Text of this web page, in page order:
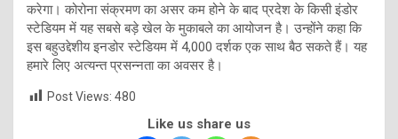
करेगा। कोरोना संक्रमण का असर कम होने के बाद प्रदेश के किसी इंडोर
स्टेडियम में यह सबसे बड़े खेल के मुकाबले का आयोजन है। उन्होंने कहा कि
इस बहुउद्देशीय इनडोर स्टेडियम में 4,000 दर्शक एक साथ बैठ सकते हैं। यह
हमारे लिए अत्यन्त प्रसन्नता का अवसर है।
Post Views: 480
Like us share us